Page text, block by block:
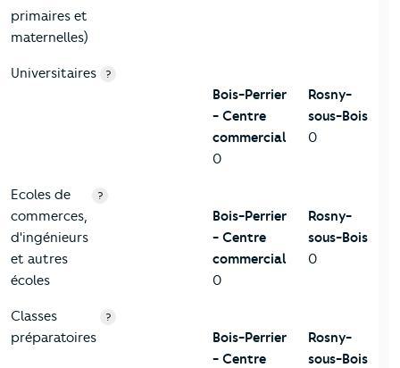
primaires et
maternelles)
Universitaires ?
Bois-Perrier
- Centre
commercial
0
Rosny-
sous-Bois
0
Ecoles de
commerces,
d'ingénieurs
et autres
écoles
?
Bois-Perrier
- Centre
commercial
0
Rosny-
sous-Bois
0
Classes
préparatoires
?
Bois-Perrier
- Centre
Rosny-
sous-Bois